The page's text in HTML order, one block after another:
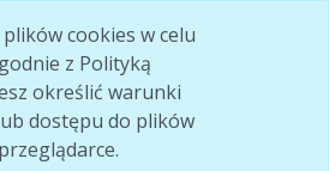
cookies w celu
z Polityką
określić warunki
dostępu do plików